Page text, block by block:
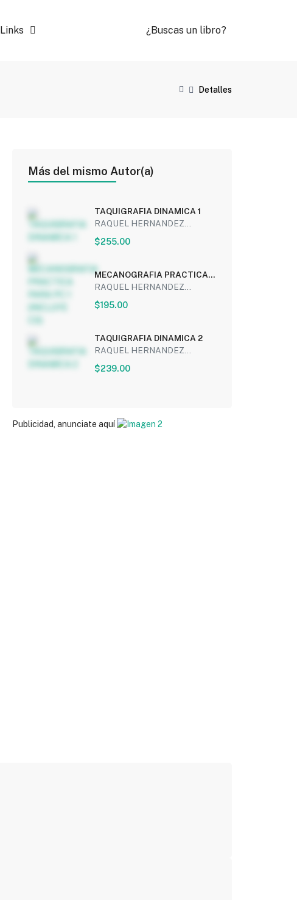
Links ¿Buscas un libro?
Detalles
Más del mismo Autor(a)
TAQUIGRAFIA DINAMICA 1
RAQUEL HERNANDEZ...
$255.00
MECANOGRAFIA PRACTICA
PARA PC 1 (INCLUYE CD)
RAQUEL HERNANDEZ...
$195.00
TAQUIGRAFIA DINAMICA 2
RAQUEL HERNANDEZ...
$239.00
Publicidad, anunciate aquí